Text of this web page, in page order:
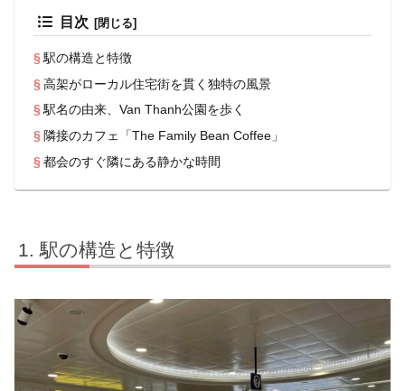
目次
駅の構造と特徴
高架がローカル住宅街を貫く独特の風景
駅名の由来、Van Thanh公園を歩く
隣接のカフェ「The Family Bean Coffee」
都会のすぐ隣にある静かな時間
駅の構造と特徴